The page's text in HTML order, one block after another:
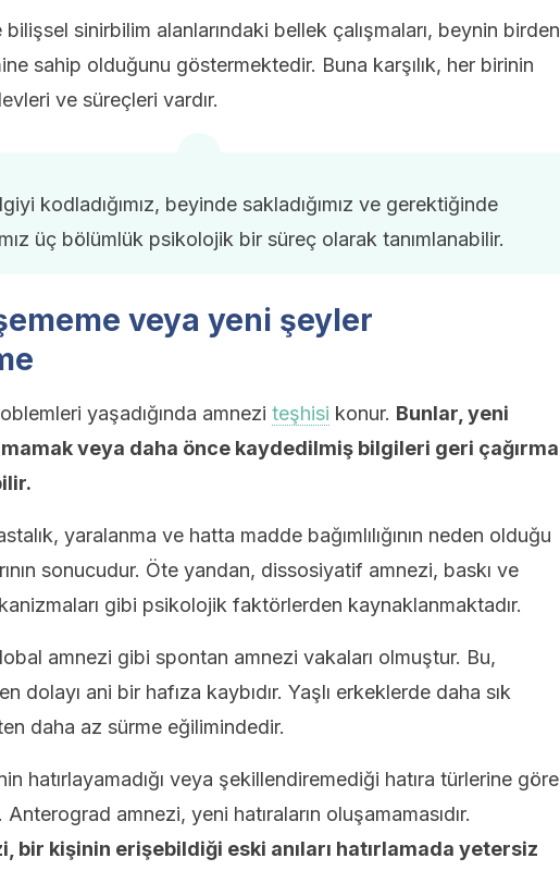
sinirbilim alanlarındaki bellek çalışmaları, beynin birden
sahip olduğunu göstermektedir. Buna karşılık, her birinin
ve süreçleri vardır.
kodladığımız, beyinde sakladığımız ve gerektiğinde
üç bölümlük psikolojik bir süreç olarak tanımlanabilir.
veya yeni şeyler
yaşadığında amnezi teşhisi konur. Bunlar, yeni
veya daha önce kaydedilmiş bilgileri geri çağırma
yaralanma ve hatta madde bağımlılığının neden olduğu
sonucudur. Öte yandan, dissosiyatif amnezi, baskı ve
gibi psikolojik faktörlerden kaynaklanmaktadır.
amnezi gibi spontan amnezi vakaları olmuştur. Bu,
dolayı ani bir hafıza kaybıdır. Yaşlı erkeklerde daha sık
daha az sürme eğilimindedir.
hatırlayamadığı veya şekillendiremediği hatıra türlerine göre
Anterograd amnezi, yeni hatıraların oluşamamasıdır.
bir kişinin erişebildiği eski anıları hatırlamada yetersiz